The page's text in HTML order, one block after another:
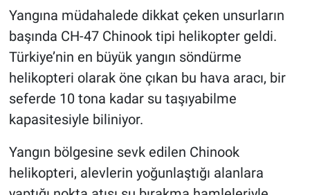
Yangına müdahalede dikkat çeken unsurların
başında CH-47 Chinook tipi helikopter geldi.
Türkiye’nin en büyük yangın söndürme
helikopteri olarak öne çıkan bu hava aracı, bir
seferde 10 tona kadar su taşıyabilme
kapasitesiyle biliniyor.
Yangın bölgesine sevk edilen Chinook
helikopteri, alevlerin yoğunlaştığı alanlara